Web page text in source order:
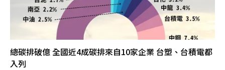
總碳排破億 全國近4成碳排來自10家企業 台塑、台積電都
入列